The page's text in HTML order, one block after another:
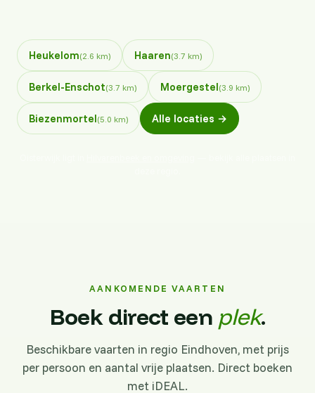
Heukelom(2.6 km) Haaren(3.7 km)
Berkel-Enschot(3.7 km) Moergestel(3.9 km)
Biezenmortel(5.0 km) Alle locaties →
AANKOMENDE VAARTEN
Boek direct een plek.
Beschikbare vaarten in regio Eindhoven, met prijs
per persoon en aantal vrije plaatsen. Direct boeken
met iDEAL.